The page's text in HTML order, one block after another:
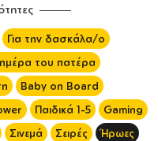
Για την δασκάλα/ο
του πατέρα
Baby on Board
Παιδικά 1-5
Gaming
Σινεμά Σειρές
Ήρωες